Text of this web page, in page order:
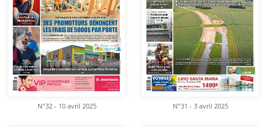
N°32 - 10 avril 2025 N°31 - 3 avril 2025